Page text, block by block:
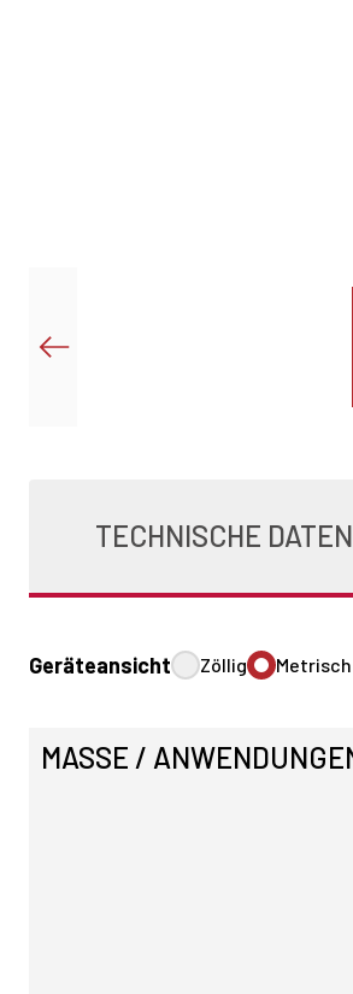
TECHNISCHE DATEN
Geräteansicht Zöllig Metrisch
MASSE / ANWENDUNGEN